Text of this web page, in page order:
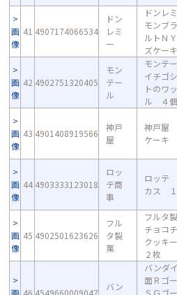
画
像
41 4907174066534
ドン
レミ
ー
ドンレ
モンブ
ルトＮ
ズケーキ
画
像
42 4902751320405
モン
テー
ル
モンテ
イチゴ
トのワ
ル ４個
画
像
43 4901408919566
神戸
屋
神戸屋
ケーキ
画
像
44 4903333123018
ロッ
テ商
事
ロッテ
カス
画
像
45 4902501623626
フル
タ製
菓
フルタ
チョコ
クッキ
２枚
画 46 4549660009047
バン
バンダ
面Ｒゴ
ＳＧゴ